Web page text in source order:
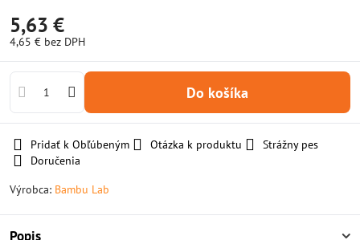
5,63 €
4,65 € bez DPH
Do košíka
Pridať k Obľúbeným Otázka k produktu
Strážny pes
Doručenia
Výrobca: Bambu Lab
Popis